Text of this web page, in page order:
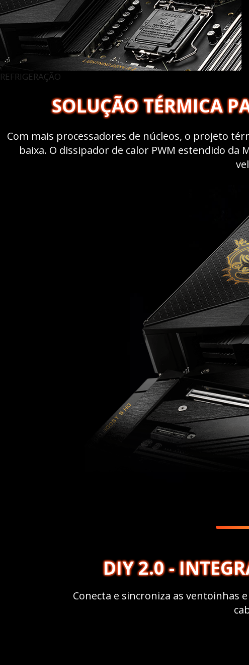
REFRIGERAÇÃO
SOLUÇÃO TÉRMICA
Com mais processadores de núcleos, o projeto
baixa. O dissipador de calor PWM estendido
DIY 2.0 -
Conecta e sincroniza as ventoinhas